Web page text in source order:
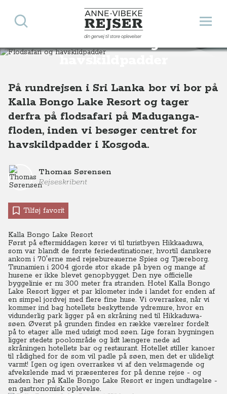
Anne-Vibeke Rejser
din genvej til store oplevelser
Åbn
Søg
Flodsafari og
havskildpadder
Destinationer Asien Sri Lanka Flodsafari og havskildpadder i Sri Lanka
På rundrejsen i Sri Lanka bor vi bor på
Kalla Bongo Lake Resort og tager
derfra på flodsafari på Maduganga-
floden, inden vi besøger centret for
havskildpadder i Kosgoda.
Thomas Sørensen
Rejseskribent
Tilføj favorit
Kalla Bongo Lake Resort
Først på eftermiddagen kører vi til turistbyen Hikkaaduwa,
som var blandt de første feriedestinationer, hvortil danskere
ankom i 70'erne med rejsebureauerne Spies og Tjæreborg.
Tsunamien i 2004 gjorde stor skade på byen og mange af
husene er ikke blevet genopbygget. Den nye officielle
byggelinie er nu 300 meter fra stranden. Hotel Kalla Bongo
Lake Resort ligger et par kilometer inde i landet for enden af
en simpel jordvej med flere fine huse. Vi overraskes, når vi
kommer ind bag hotellets beskyttende ydremure, hvor en
vidunderlig park ligger på en skråning ned til Hikkaduwa-
søen. Øverst på grunden findes en række værelser fordelt
på to etager alle med udsigt mod søen. Lige foran bygningen
ligger stedets poolområde og lidt længere nede ad
skråningen hotellets bar og restaurant. Hotellet stiller kanoer
til rådighed for de som vil padle på søen, men det er ulideligt
varmt! Igen og igen overraskes vi af den velsmagende og
afvekslende mad vi præsenteres for på denne rejse - og
maden her på Kalle Bongo Lake Resort er ingen undtagelse -
en gastronomisk oplevelse.